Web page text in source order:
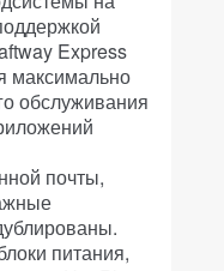
Express
максимально
обслуживания
почты,
питания,